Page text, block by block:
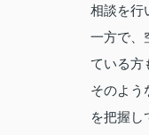
相談を行
一方で、
ている方
そのよう
を把握し